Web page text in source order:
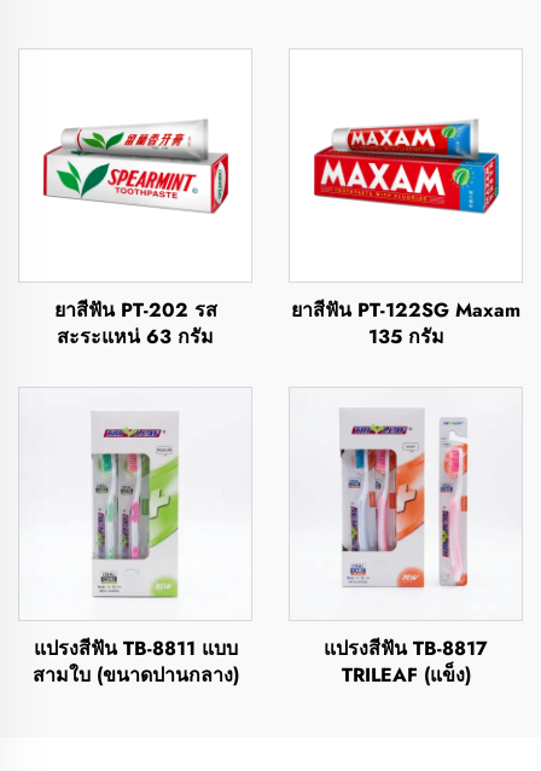
ยาสีฟัน PT-202 รส
สะระแหน่ 63 กรัม
ยาสีฟัน PT-122SG Maxam
135 กรัม
แปรงสีฟัน TB-8811 แบบ
สามใบ (ขนาดปานกลาง)
แปรงสีฟัน TB-8817
TRILEAF (แข็ง)